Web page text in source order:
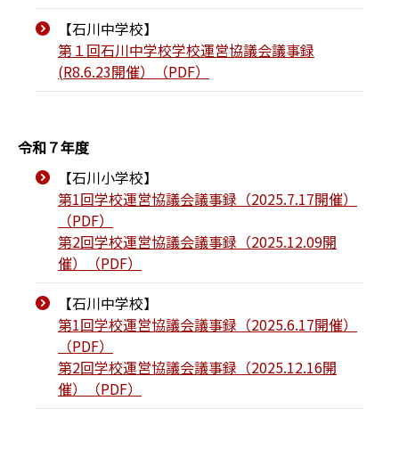
【石川中学校】
第１回石川中学校学校運営協議会議事録
(R8.6.23開催）（PDF）
令和７年度
【石川小学校】
第1回学校運営協議会議事録（2025.7.17開催）
（PDF）
第2回学校運営協議会議事録（2025.12.09開
催）（PDF）
【石川中学校】
第1回学校運営協議会議事録（2025.6.17開催）
（PDF）
第2回学校運営協議会議事録（2025.12.16開
催）（PDF）